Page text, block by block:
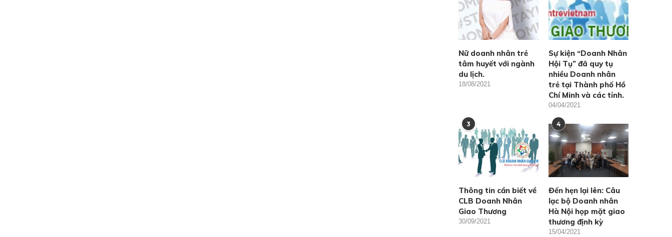
Nữ doanh nhân trẻ
tâm huyết với ngành
du lịch.
18/08/2021
Sự kiện “Doanh Nhân
Hội Tụ” đã quy tụ
nhiều Doanh nhân
trẻ tại Thành phố Hồ
Chí Minh và các tỉnh.
04/04/2021
3
Thông tin cần biết về
CLB Doanh Nhân
Giao Thương
30/09/2021
4
Đến hẹn lại lên: Câu
lạc bộ Doanh nhân
Hà Nội họp mặt giao
thương định kỳ
15/04/2021